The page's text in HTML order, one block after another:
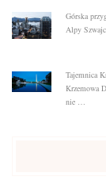
Górska
Alpy
Tajemnica
Krzemowa
nie …